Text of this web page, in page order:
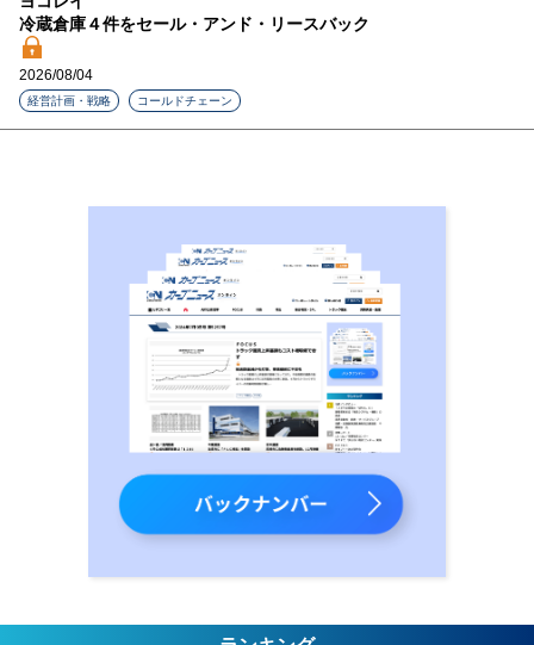
冷蔵倉庫４件をセール・アンド・リースバック
2026/08/04
経営計画・戦略 コールドチェーン